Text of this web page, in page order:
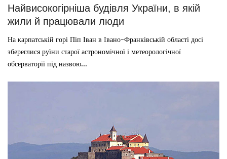
Найвисокогірніша будівля України, в якій
жили й працювали люди
На карпатській горі Піп Іван в Івано-Франківській області досі
збереглися руїни старої астрономічної і метеорологічної
обсерваторії під назвою...